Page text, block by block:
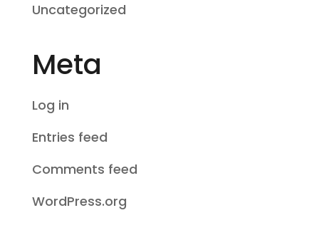
Uncategorized
Meta
Log in
Entries feed
Comments feed
WordPress.org